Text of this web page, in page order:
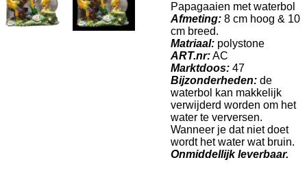
Papagaaien met waterbol
Afmeting: 8 cm hoog & 10
cm breed.
Matriaal: polystone
ART.nr:AC
Marktdoos: 47
Bijzonderheden: de
waterbol kan makkelijk
verwijderd worden om het
water te verversen.
Wanneer je dat niet doet
wordt het water wat bruin.
Onmiddellijk leverbaar.